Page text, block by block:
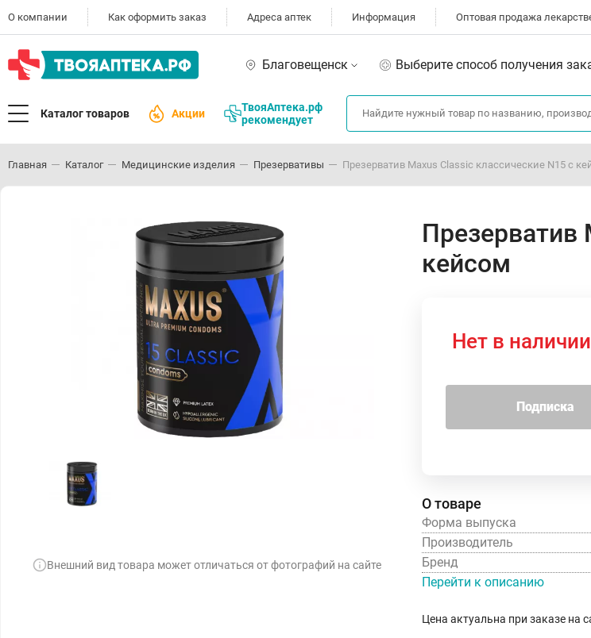
О компании Как оформить заказ Адреса аптек Информация Оптовая продажа
Благовещенск Выберите способ получения
Каталог товаров Акции
ТвояАптека.рф
рекомендует
Главная Каталог Медицинские изделия Презервативы Презерватив Maxus Classic классические N15 с
Внешний вид товара может отличаться от фотографий на сайте
Презерватив
кейсом
Нет в наличии
Подписка
О товаре
Форма выпуска
Производитель
Бренд
Перейти к описанию
Цена актуальна при заказе на